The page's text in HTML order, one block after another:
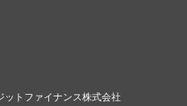
ットファイナンス株式会社